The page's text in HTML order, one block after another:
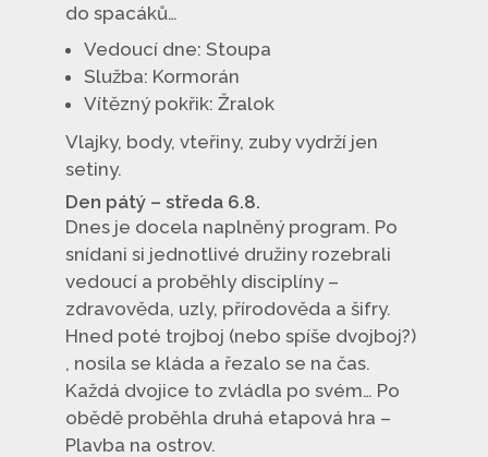
do spacáků…
Vedoucí dne: Stoupa
Služba: Kormorán
Vítězný pokřik: Žralok
Vlajky, body, vteřiny, zuby vydrží jen
setiny.
Den pátý – středa 6.8.
Dnes je docela naplněný program. Po
snídani si jednotlivé družiny rozebrali
vedoucí a proběhly disciplíny –
zdravověda, uzly, přírodověda a šifry.
Hned poté trojboj (nebo spíše dvojboj?)
, nosila se kláda a řezalo se na čas.
Každá dvojice to zvládla po svém… Po
obědě proběhla druhá etapová hra –
Plavba na ostrov.